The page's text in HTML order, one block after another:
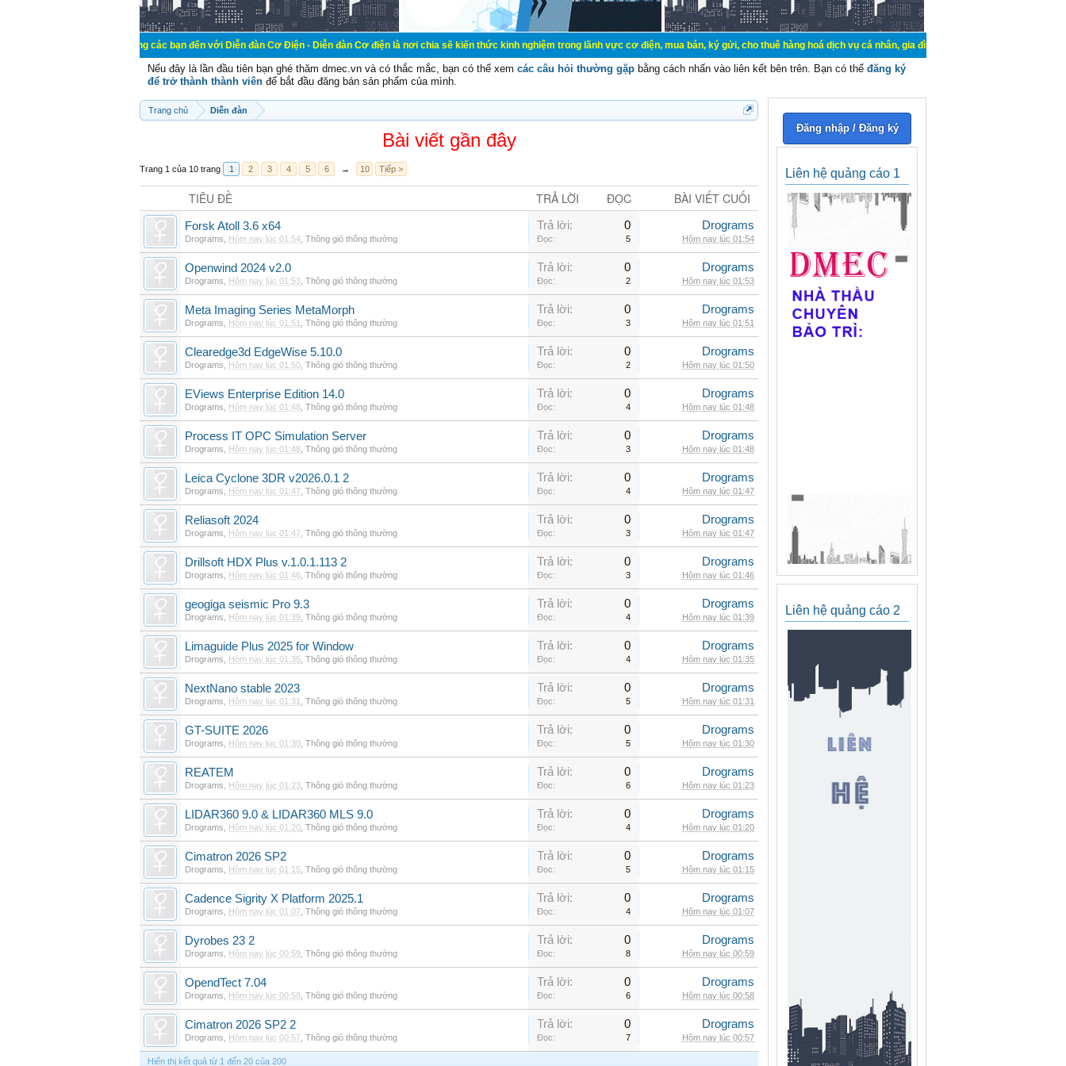
Chào mừng các bạn đến với Diễn đàn Cơ Điện - Diễn đàn Cơ điện là nơi chia sẽ kiến thức kinh nghiệm trong lãnh vực cơ điện, mua bán, ký gửi, cho thuê hàng hoá dịch vụ cá nhân, gia đình. Mua bán, ký gửi, cho thuê thiết bị
Nếu đây là lần đầu tiên bạn ghé thăm dmec.vn và có thắc mắc, bạn có thể xem các câu hỏi thường gặp bằng cách nhấn vào liên kết bên trên. Bạn có thể đăng ký
để trở thành thành viên để bắt đầu đăng bán sản phẩm của mình.
Trang chủ Diễn đàn
Bài viết gần đây
Trang 1 của 10 trang 1 2 3 4 5 6 → 10 Tiếp >
TIÊU ĐỀ TRẢ LỜI ĐỌC BÀI VIẾT CUỐI
Forsk Atoll 3.6 x64
Drograms Hôm nay lúc 01:54 Thông gió thông thường
Trả lời: 0
Đọc: 5
Drograms
Hôm nay lúc 01:54
Openwind 2024 v2.0
Drograms Hôm nay lúc 01:53 Thông gió thông thường
Trả lời: 0
Đọc: 2
Drograms
Hôm nay lúc 01:53
Meta Imaging Series MetaMorph
Drograms Hôm nay lúc 01:51 Thông gió thông thường
Trả lời: 0
Đọc: 3
Drograms
Hôm nay lúc 01:51
Clearedge3d EdgeWise 5.10.0
Drograms Hôm nay lúc 01:50 Thông gió thông thường
Trả lời: 0
Đọc: 2
Drograms
Hôm nay lúc 01:50
EViews Enterprise Edition 14.0
Drograms Hôm nay lúc 01:48 Thông gió thông thường
Trả lời: 0
Đọc: 4
Drograms
Hôm nay lúc 01:48
Process IT OPC Simulation Server
Drograms Hôm nay lúc 01:48 Thông gió thông thường
Trả lời: 0
Đọc: 3
Drograms
Hôm nay lúc 01:48
Leica Cyclone 3DR v2026.0.1 2
Drograms Hôm nay lúc 01:47 Thông gió thông thường
Trả lời: 0
Đọc: 4
Drograms
Hôm nay lúc 01:47
Reliasoft 2024
Drograms Hôm nay lúc 01:47 Thông gió thông thường
Trả lời: 0
Đọc: 3
Drograms
Hôm nay lúc 01:47
Drillsoft HDX Plus v.1.0.1.113 2
Drograms Hôm nay lúc 01:46 Thông gió thông thường
Trả lời: 0
Đọc: 3
Drograms
Hôm nay lúc 01:46
geogiga seismic Pro 9.3
Drograms Hôm nay lúc 01:39 Thông gió thông thường
Trả lời: 0
Đọc: 4
Drograms
Hôm nay lúc 01:39
Limaguide Plus 2025 for Window
Drograms Hôm nay lúc 01:35 Thông gió thông thường
Trả lời: 0
Đọc: 4
Drograms
Hôm nay lúc 01:35
NextNano stable 2023
Drograms Hôm nay lúc 01:31 Thông gió thông thường
Trả lời: 0
Đọc: 5
Drograms
Hôm nay lúc 01:31
GT-SUITE 2026
Drograms Hôm nay lúc 01:30 Thông gió thông thường
Trả lời: 0
Đọc: 5
Drograms
Hôm nay lúc 01:30
REATEM
Drograms Hôm nay lúc 01:23 Thông gió thông thường
Trả lời: 0
Đọc: 6
Drograms
Hôm nay lúc 01:23
LIDAR360 9.0 & LIDAR360 MLS 9.0
Drograms Hôm nay lúc 01:20 Thông gió thông thường
Trả lời: 0
Đọc: 4
Drograms
Hôm nay lúc 01:20
Cimatron 2026 SP2
Drograms Hôm nay lúc 01:15 Thông gió thông thường
Trả lời: 0
Đọc: 5
Drograms
Hôm nay lúc 01:15
Cadence Sigrity X Platform 2025.1
Drograms Hôm nay lúc 01:07 Thông gió thông thường
Trả lời: 0
Đọc: 4
Drograms
Hôm nay lúc 01:07
Dyrobes 23 2
Drograms Hôm nay lúc 00:59 Thông gió thông thường
Trả lời: 0
Đọc: 8
Drograms
Hôm nay lúc 00:59
OpendTect 7.04
Drograms Hôm nay lúc 00:58 Thông gió thông thường
Trả lời: 0
Đọc: 6
Drograms
Hôm nay lúc 00:58
Cimatron 2026 SP2 2
Drograms Hôm nay lúc 00:57 Thông gió thông thường
Trả lời: 0
Đọc: 7
Drograms
Hôm nay lúc 00:57
Hiển thị kết quả từ 1 đến 20 của 200
Đăng nhập / Đăng ký
Liên hệ quảng cáo 1
Liên hệ quảng cáo 2